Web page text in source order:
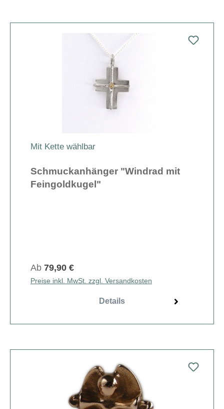
Mit Kette wählbar
Schmuckanhänger "Windrad mit
Feingoldkugel"
Ab 79,90 €
Preise inkl. MwSt. zzgl. Versandkosten
Details